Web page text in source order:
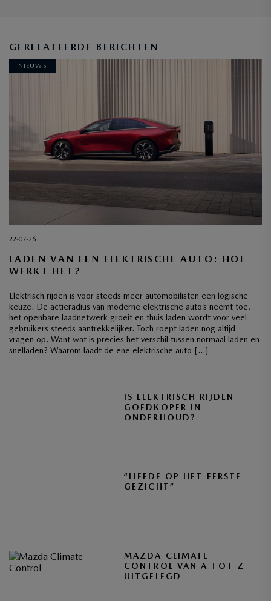
GERELATEERDE BERICHTEN
NIEUWS
22-07-26
LADEN VAN EEN ELEKTRISCHE AUTO: HOE
WERKT HET?
Elektrisch rijden is voor steeds meer automobilisten een logische
keuze. De actieradius van moderne elektrische auto’s neemt toe,
het openbare laadnetwerk groeit en thuis laden wordt voor veel
gebruikers steeds aantrekkelijker. Toch roept laden nog altijd
vragen op. Want wat is precies het verschil tussen normaal laden en
snelladen? Waarom laadt de ene elektrische auto […]
IS ELEKTRISCH RIJDEN
GOEDKOPER IN
ONDERHOUD?
“LIEFDE OP HET EERSTE
GEZICHT”
MAZDA CLIMATE
CONTROL VAN A TOT Z
UITGELEGD